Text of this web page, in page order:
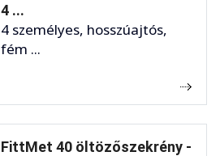
4 ...
4 személyes, hosszúajtós,
fém ...
FittMet 40 öltözőszekrény -